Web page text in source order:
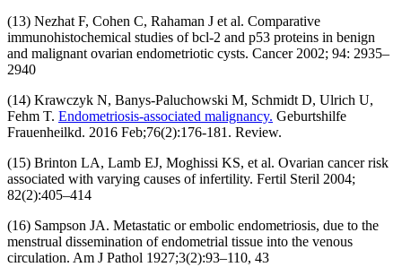
(13) Nezhat F, Cohen C, Rahaman J et al. Comparative
immunohistochemical studies of bcl-2 and p53 proteins in benign
and malignant ovarian endometriotic cysts. Cancer 2002; 94: 2935–
2940
(14) Krawczyk N, Banys-Paluchowski M, Schmidt D, Ulrich U,
Fehm T. Endometriosis-associated malignancy. Geburtshilfe
Frauenheilkd. 2016 Feb;76(2):176-181. Review.
(15) Brinton LA, Lamb EJ, Moghissi KS, et al. Ovarian cancer risk
associated with varying causes of infertility. Fertil Steril 2004;
82(2):405–414
(16) Sampson JA. Metastatic or embolic endometriosis, due to the
menstrual dissemination of endometrial tissue into the venous
circulation. Am J Pathol 1927;3(2):93–110, 43